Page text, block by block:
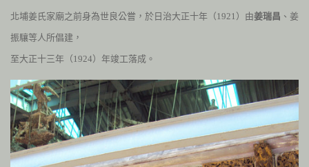
北埔姜氏家廟之前身為世良公嘗，於日治大正十年（1921 ）由姜瑞昌 、姜
振驤等人所倡建，
至大正十三年（1924）年竣工落成。